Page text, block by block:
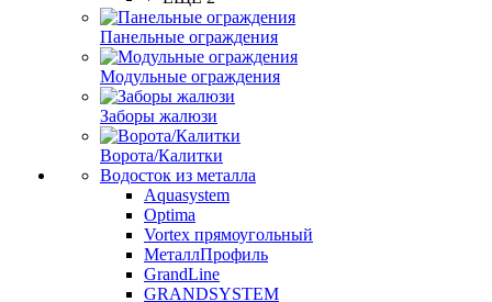
Панельные ограждения
Модульные ограждения
Заборы жалюзи
Ворота/Калитки
Водосток из металла
Aquasystem
Optima
Vortex прямоугольный
МеталлПрофиль
GrandLine
GRANDSYSTEM